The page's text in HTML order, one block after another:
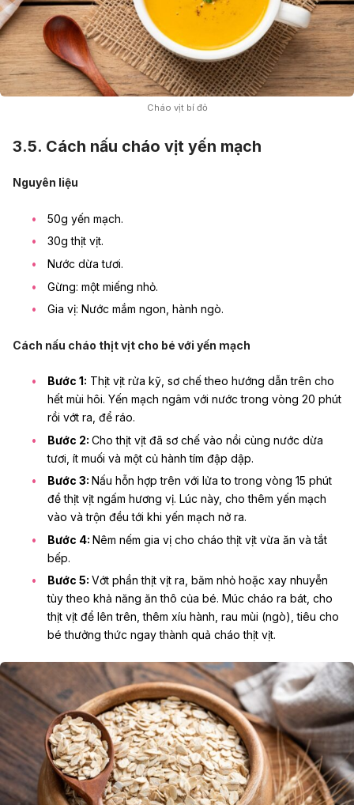
Cháo vịt bí đỏ
3.5. Cách nấu cháo vịt yến mạch
Nguyên liệu
50g yến mạch.
30g thịt vịt.
Nước dừa tươi.
Gừng: một miếng nhỏ.
Gia vị: Nước mắm ngon, hành ngò.
Cách nấu cháo thịt vịt cho bé với yến mạch
Bước 1: Thịt vịt rửa kỹ, sơ chế theo hướng dẫn trên cho
hết mùi hôi. Yến mạch ngâm với nước trong vòng 20 phút
rồi vớt ra, để ráo.
Bước 2: Cho thịt vịt đã sơ chế vào nồi cùng nước dừa
tươi, ít muối và một củ hành tím đập dập.
Bước 3: Nấu hỗn hợp trên với lửa to trong vòng 15 phút
để thịt vịt ngấm hương vị. Lúc này, cho thêm yến mạch
vào và trộn đều tới khi yến mạch nở ra.
Bước 4: Nêm nếm gia vị cho cháo thịt vịt vừa ăn và tắt
bếp.
Bước 5: Vớt phần thịt vịt ra, băm nhỏ hoặc xay nhuyễn
tùy theo khả năng ăn thô của bé. Múc cháo ra bát, cho
thịt vịt để lên trên, thêm xíu hành, rau mùi (ngò), tiêu cho
bé thưởng thức ngay thành quả cháo thịt vịt.